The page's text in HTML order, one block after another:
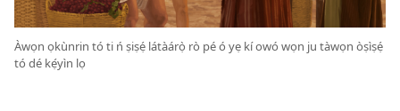
Àwọn ọkùnrin tó ti ń ṣiṣẹ́ látàárọ̀ rò pé ó yẹ kí owó wọn ju tàwọn òṣìṣẹ́
tó dé kẹ́yìn lọ